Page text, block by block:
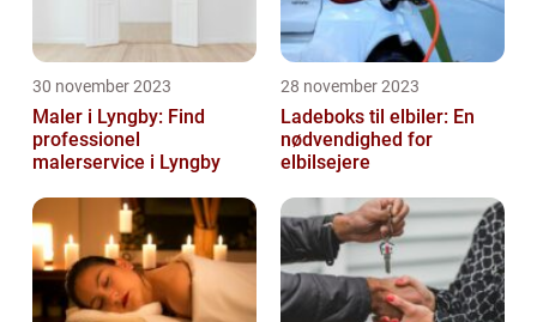
30 november 2023
Maler i Lyngby: Find
professionel
malerservice i Lyngby
28 november 2023
Ladeboks til elbiler: En
nødvendighed for
elbilsejere